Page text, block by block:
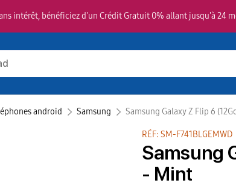
intérêt, bénéficiez d'un Crédit Gratuit 0% allant jusqu'à 24
android Samsung‎ Samsung Galaxy Z Flip 6
RÉF: SM-F741BLGEMWD
Samsung
- Mint